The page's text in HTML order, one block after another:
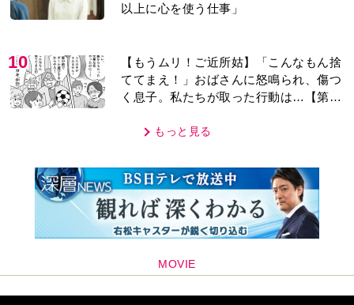
以上に心を使う仕事」
10
【もうムリ！ご近所姑】「こんなもん捨
ててまえ！」おばさんに怒鳴られ、傷つ
く息子。私たちが取った行動は…【第3
もっと見る
MOVIE